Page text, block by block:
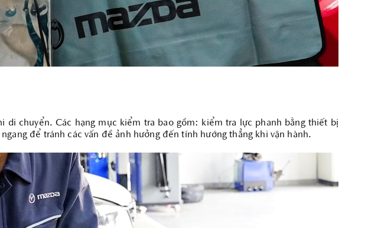
chuyển. Các hạng mục kiểm tra bao gồm: kiểm tra lực phanh bằng thiết bị
để tránh các vấn đề ảnh hưởng đến tính hướng thẳng khi vận hành.